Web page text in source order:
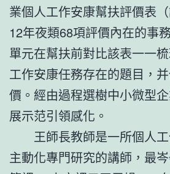
業個人工作安康幫扶評價表
12年夜類68項評價內在的事
單元在幫扶前對比該表一一
工作安康任務存在的題目，
價。經由過程選樹中小微型
展示范引領感化。
王師長教師是一所個人
主動化專門研究的講師，最